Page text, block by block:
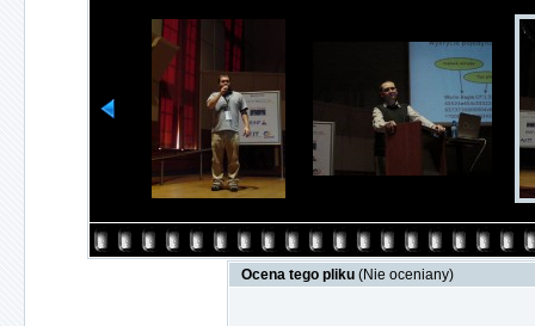
Ocena tego pliku (Nie oceniany)